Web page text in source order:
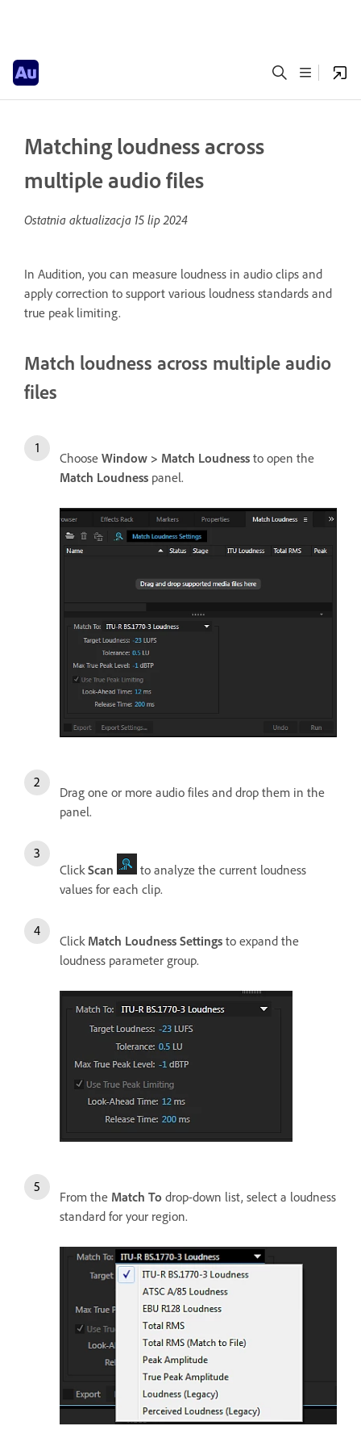
Matching loudness across
multiple audio files
Ostatnia aktualizacja 15 lip 2024
In Audition, you can measure loudness in audio clips and
apply correction to support various loudness standards and
true peak limiting.
Match loudness across multiple audio
files
Choose Window > Match Loudness to open the
Match Loudness panel.
Drag one or more audio files and drop them in the
panel.
Click Scan
to analyze the current loudness
values for each clip.
Click Match Loudness Settings to expand the
loudness parameter group.
From the Match To drop-down list, select a loudness
standard for your region.